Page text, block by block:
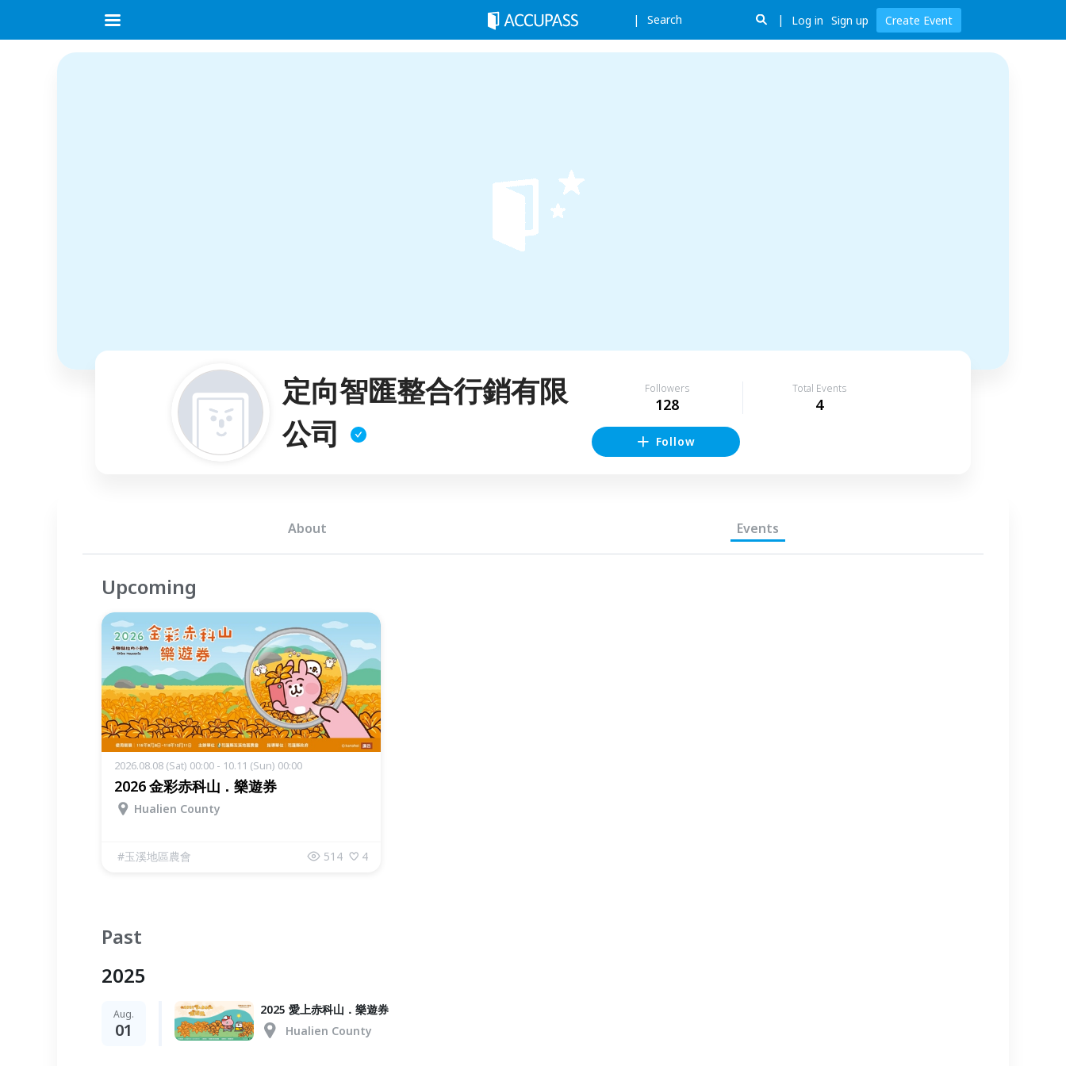
Search Log in Sign up Create Event
定向智匯整合行銷有限
公司
Followers
128
Total Events
4
Follow
About Events
Upcoming
2026.08.08 (Sat) 00:00 - 10.11 (Sun) 00:00
2026 金彩赤科山．樂遊券
Hualien County
#玉溪地區農會 514 4
Past
2025
Aug.
01
2025 愛上赤科山．樂遊券
Hualien County